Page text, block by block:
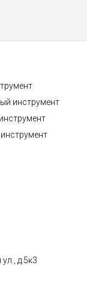
д.5к3
инструмент